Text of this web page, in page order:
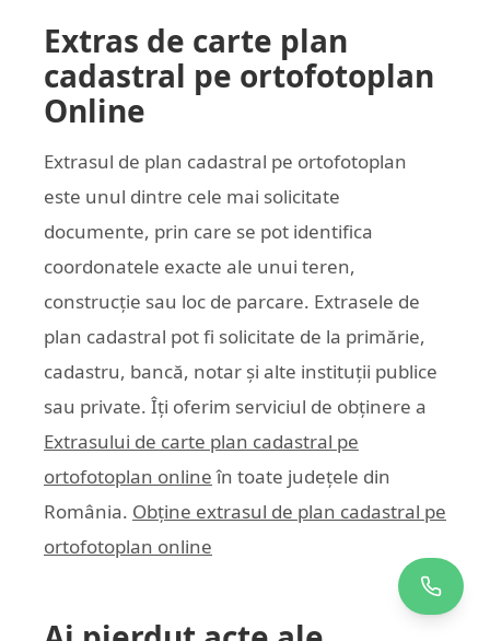
Extras de carte plan
cadastral pe ortofotoplan
Online
Extrasul de plan cadastral pe ortofotoplan
este unul dintre cele mai solicitate
documente, prin care se pot identifica
coordonatele exacte ale unui teren,
construcție sau loc de parcare. Extrasele de
plan cadastral pot fi solicitate de la primărie,
cadastru, bancă, notar și alte instituții publice
sau private. Îți oferim serviciul de obținere a
Extrasului de carte plan cadastral pe
ortofotoplan online în toate județele din
România. Obține extrasul de plan cadastral pe
ortofotoplan online